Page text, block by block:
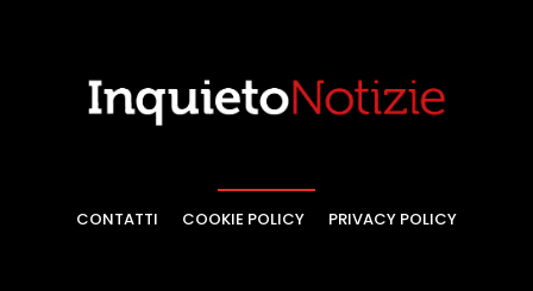
CONTATTI COOKIE POLICY PRIVACY POLICY